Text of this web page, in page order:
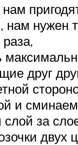
нужен
друг
и
за
двух